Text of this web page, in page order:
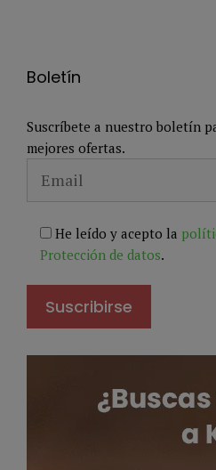
Boletín
Suscríbete a nuestro boletín
mejores ofertas.
He leído y acepto la
Protección de datos.